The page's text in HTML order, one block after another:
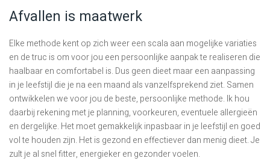
Afvallen is maatwerk
Elke methode kent op zich weer een scala aan mogelijke variaties
en de truc is om voor jou een persoonlijke aanpak te realiseren die
haalbaar en comfortabel is. Dus geen dieet maar een aanpassing
in je leefstijl die je na een maand als vanzelfsprekend ziet. Samen
ontwikkelen we voor jou de beste, persoonlijke methode. Ik hou
daarbij rekening met je planning, voorkeuren, eventuele allergieën
en dergelijke. Het moet gemakkelijk inpasbaar in je leefstijl en goed
vol te houden zijn. Het is gezond en effectiever dan menig dieet. Je
zult je al snel fitter, energieker en gezonder voelen.